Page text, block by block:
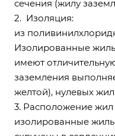
сечения (жилу
2. Изоляция:
из
Изолированные
имеют
заземления
желтой), нулевых
3. Расположение жил
изолированные